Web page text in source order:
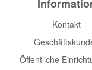
Kontakt
Öffentliche